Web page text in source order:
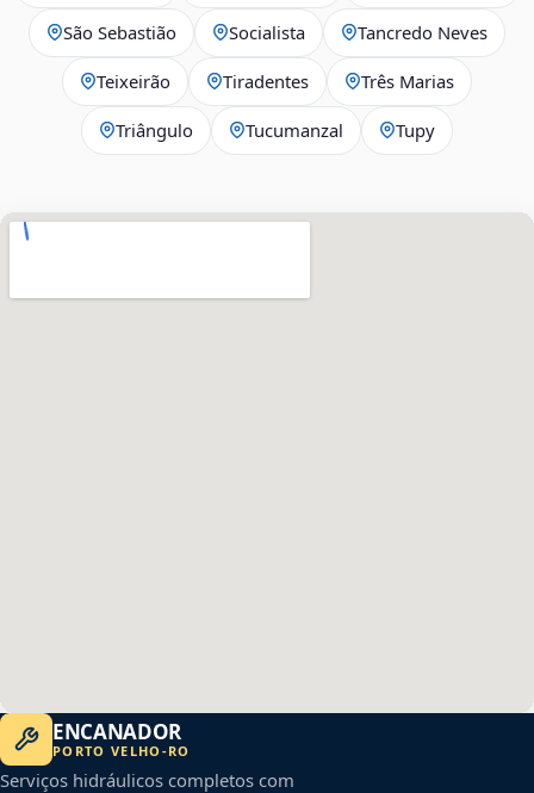
São Sebastião Socialista Tancredo Neves
Teixeirão Tiradentes Três Marias
Triângulo Tucumanzal Tupy
ENCANADOR
PORTO VELHO -RO
Serviços hidráulicos completos com